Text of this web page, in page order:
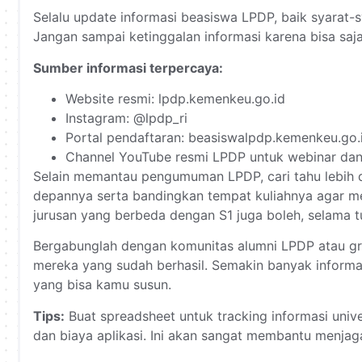
Selalu update informasi beasiswa LPDP, baik
Jangan sampai ketinggalan informasi karena bisa
Sumber informasi terpercaya:
Website resmi: lpdp.kemenkeu.go.id
Instagram: @lpdp_ri
Portal pendaftaran:
Channel YouTube resmi LPDP untuk webinar
Selain memantau pengumuman LPDP, cari tahu
depannya serta bandingkan tempat kuliahnya agar
jurusan yang berbeda dengan S1 juga boleh,
Bergabunglah dengan komunitas alumni LPDP atau
mereka yang sudah berhasil. Semakin banyak
yang bisa kamu susun.
Tips: Buat spreadsheet untuk tracking informasi
dan biaya aplikasi. Ini akan sangat membantu